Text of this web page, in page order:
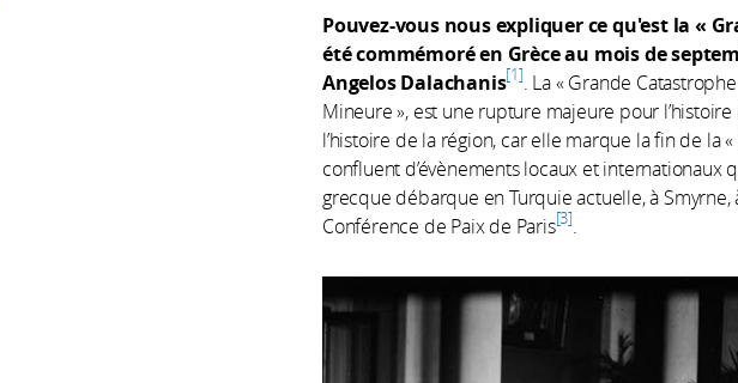
Pouvez-vous nous expliquer ce qu'est la «
été commémoré en Grèce au mois de
Angelos Dalachanis 1
. La « Grande
Mineure », est une rupture majeure pour
l’histoire de la région, car elle marque la fin de la
confluent d’évènements locaux et internationaux
grecque débarque en Turquie actuelle, à
Conférence de Paix de Paris 3